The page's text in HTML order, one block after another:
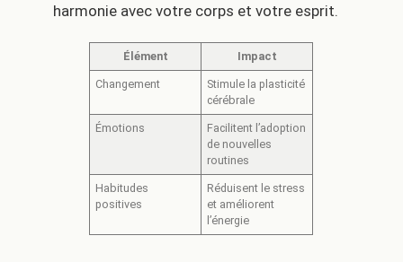
harmonie avec votre corps et votre esprit.
Élément Impact
Changement
Stimule la plasticité
cérébrale
Émotions
Facilitent l’adoption
de nouvelles
routines
Habitudes
positives
Réduisent le stress
et améliorent
l’énergie